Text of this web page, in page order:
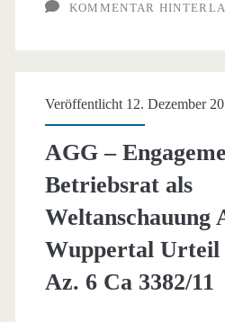
religionslosen
Aachen
Urteil
14.
12.2012
Az.
KOMMENTAR
Veröffentlicht 12. Dezember
AGG –
Betriebsrat als
Weltanschauung
Wuppertal Urteil
Az. 6 Ca 3382/11